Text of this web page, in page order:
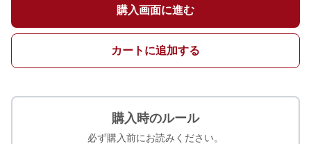
購入画面に進む
カートに追加する
購入時のルール
必ず購入前にお読みください。